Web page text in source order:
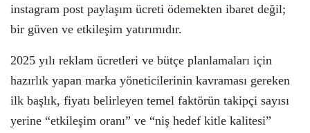
instagram post paylaşım ücreti ödemekten ibaret değil;
bir güven ve etkileşim yatırımıdır.
2025 yılı reklam ücretleri ve bütçe planlamaları için
hazırlık yapan marka yöneticilerinin kavraması gereken
ilk başlık, fiyatı belirleyen temel faktörün takipçi sayısı
yerine “etkileşim oranı” ve “niş hedef kitle kalitesi”